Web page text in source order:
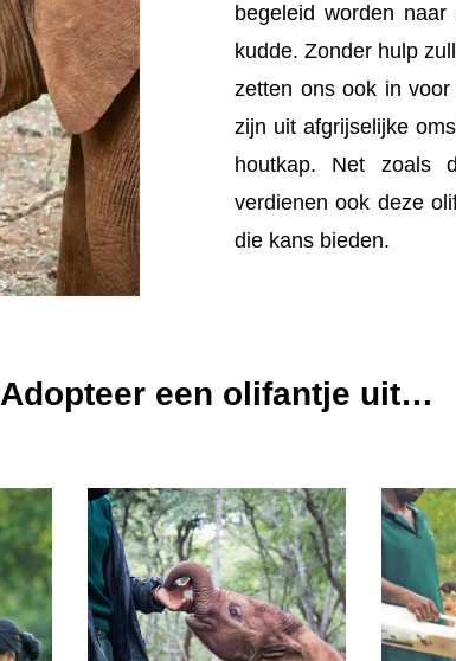
begeleid worden
kudde. Zonder hulp
zetten ons ook in
zijn uit afgrijselijke
houtkap. Net zoals
verdienen ook deze
die kans bieden.
Adopteer een olifantje uit…